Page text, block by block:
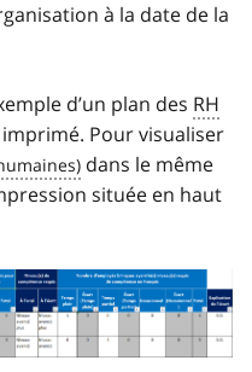
à la date de la
d’un plan des RH
Pour visualiser
dans le même
située en haut